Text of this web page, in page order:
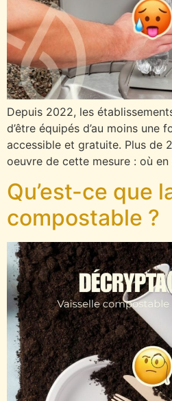
Depuis 2022, les
d’être équipés d’au moins une
accessible et gratuite. Plus de
oeuvre de cette mesure : où en
Qu’est-ce que
compostable ?